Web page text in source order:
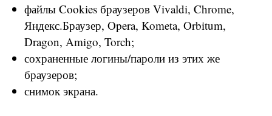
файлы Cookies браузеров Vivaldi, Chrome,
Яндекс.Браузер, Opera, Kometa, Orbitum,
Dragon, Amigo, Torch;
сохраненные логины/пароли из этих же
браузеров;
снимок экрана.